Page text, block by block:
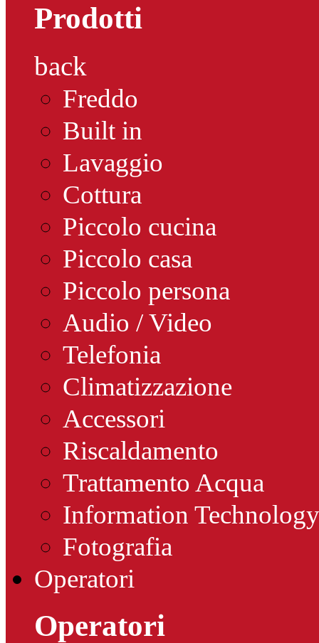
Prodotti
back
Freddo
Built in
Lavaggio
Cottura
Piccolo cucina
Piccolo casa
Piccolo persona
Audio / Video
Telefonia
Climatizzazione
Accessori
Riscaldamento
Trattamento Acqua
Information Technology
Fotografia
Operatori
Operatori